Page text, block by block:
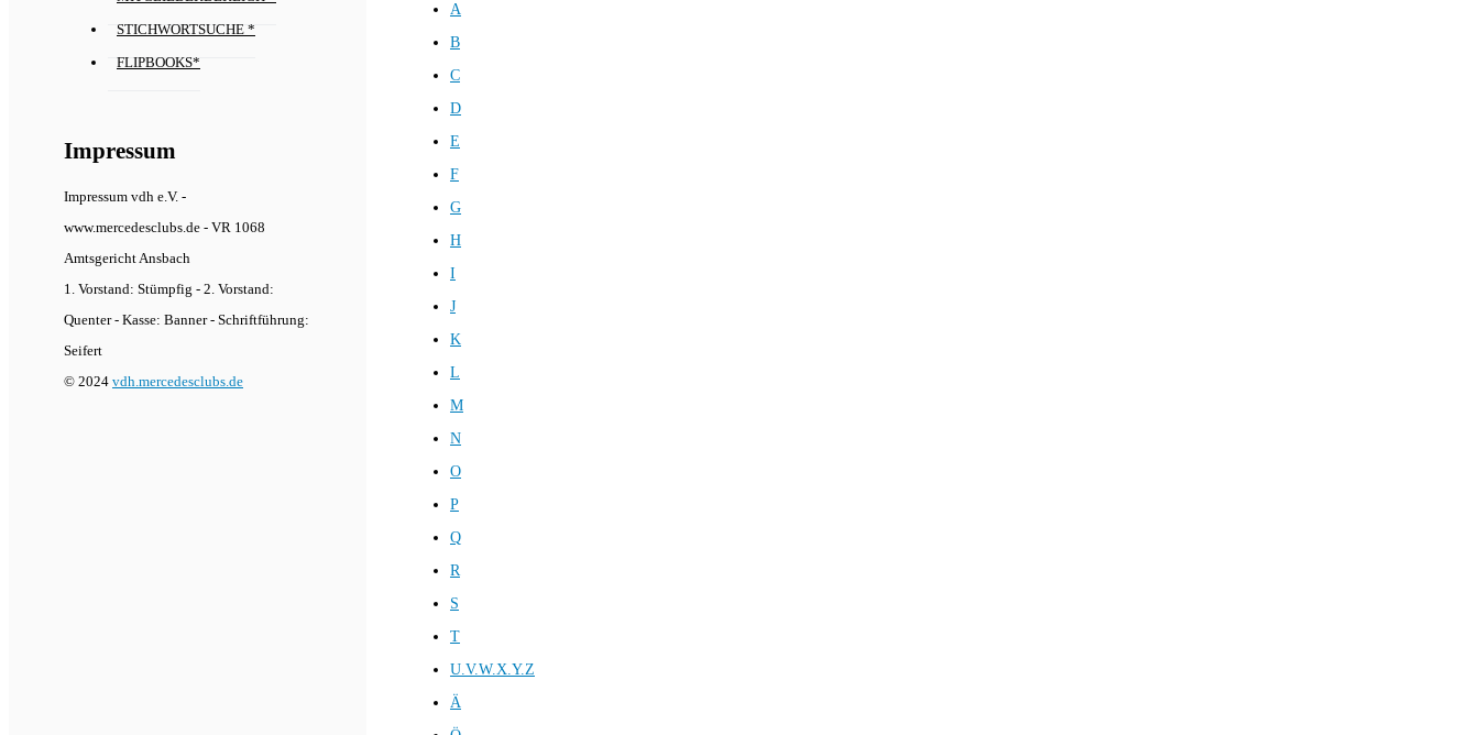
STICHWORTSUCHE *
FLIPBOOKS*
Impressum
Impressum vdh e.V. -
www.mercedesclubs.de - VR 1068
Amtsgericht Ansbach
1. Vorstand: Stümpfig - 2. Vorstand:
Quenter - Kasse: Banner - Schriftführung:
Seifert
© 2024 vdh.mercedesclubs.de
A
B
C
D
E
F
G
H
I
J
K
L
M
N
O
P
Q
R
S
T
U.V.W.X.Y.Z
Ä